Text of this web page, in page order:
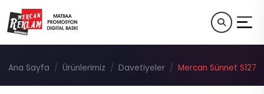
Ana Sayfa Ürünlerimiz Davetiyeler Mercan Sünnet S127